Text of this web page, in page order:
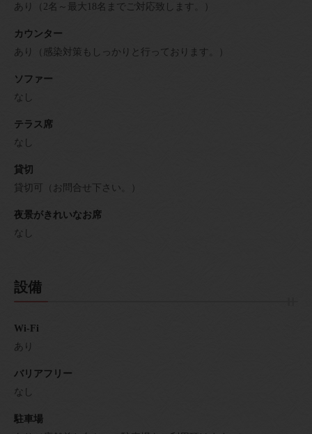
あり（2名～最大18名までご対応致します。）
カウンター
あり（感染対策もしっかりと行っております。）
ソファー
なし
テラス席
なし
貸切
貸切可（お問合せ下さい。）
夜景がきれいなお席
なし
設備
Wi-Fi
あり
バリアフリー
なし
駐車場